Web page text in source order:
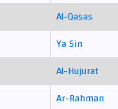
Al-Qasas
Ya Sin
Al-Hujurat
Ar-Rahman